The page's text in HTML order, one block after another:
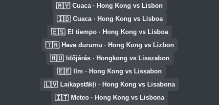
🇲🇾 Cuaca · Hong Kong vs Lisbon
🇮🇩 Cuaca · Hong Kong vs Lisboa
🇪🇸 El tiempo · Hong Kong vs Lisboa
🇹🇷 Hava durumu · Hong Kong vs Lizbon
🇭🇺 Időjárás · Hongkong vs Lisszabon
🇪🇪 Ilm · Hong Kong vs Lissabon
🇱🇻 Laikapstākļi · Hong Kong vs Lisabona
🇮🇹 Meteo · Hong Kong vs Lisbona